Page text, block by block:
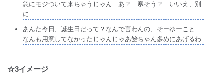
急にモジついて来ちゃうじゃん…あ？ 寒そう？ いいえ、別
に
あんた今日、誕生日だって？なんで言わんの、そーゆーこと…
なんも用意してなかったじゃんじゃあ飴ちゃん多めにあげるわ
☆3イメージ